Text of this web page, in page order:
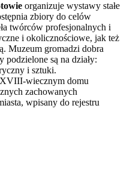
organizuje wystawy stałe
zbiory do celów
twórców profesjonalnych i
i okolicznościowe, jak też
Muzeum gromadzi dobra
podzielone są na działy:
i sztuki.
wiecznym domu
zachowanych
wpisany do rejestru